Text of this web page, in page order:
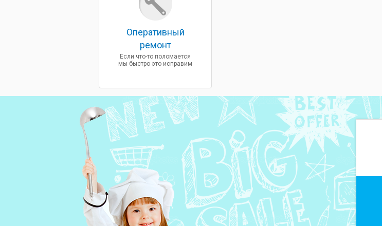
Оперативный
ремонт
Если что-то поломается
мы быстро это исправим